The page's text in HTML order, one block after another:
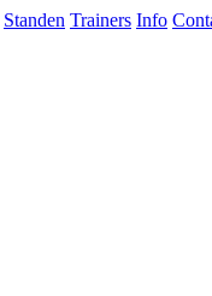
Standen Trainers Info